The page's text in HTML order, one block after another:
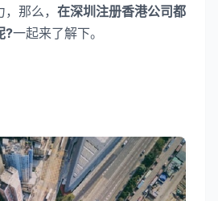
那么， 在深圳注册香港公司都
?一起来了解下。